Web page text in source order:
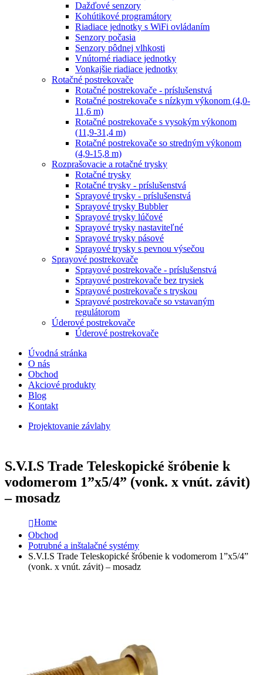
Dažďové senzory
Kohútikové programátory
Riadiace jednotky s WiFi ovládaním
Senzory počasia
Senzory pôdnej vlhkosti
Vnútorné riadiace jednotky
Vonkajšie riadiace jednotky
Rotačné postrekovače
Rotačné postrekovače - príslušenstvá
Rotačné postrekovače s nízkym výkonom (4,0-
11,6 m)
Rotačné postrekovače s vysokým výkonom
(11,9-31,4 m)
Rotačné postrekovače so stredným výkonom
(4,9-15,8 m)
Rozprašovacie a rotačné trysky
Rotačné trysky
Rotačné trysky - príslušenstvá
Sprayové trysky - príslušenstvá
Sprayové trysky Bubbler
Sprayové trysky lúčové
Sprayové trysky nastaviteľné
Sprayové trysky pásové
Sprayové trysky s pevnou výsečou
Sprayové postrekovače
Sprayové postrekovače - príslušenstvá
Sprayové postrekovače bez trysiek
Sprayové postrekovače s tryskou
Sprayové postrekovače so vstavaným
regulátorom
Úderové postrekovače
Úderové postrekovače
Úvodná stránka
O nás
Obchod
Akciové produkty
Blog
Kontakt
Projektovanie závlahy
S.V.I.S Trade Teleskopické šróbenie k
vodomerom 1”x5/4” (vonk. x vnút. závit)
– mosadz
Home
Obchod
Potrubné a inštalačné systémy
S.V.I.S Trade Teleskopické šróbenie k vodomerom 1”x5/4”
(vonk. x vnút. závit) – mosadz